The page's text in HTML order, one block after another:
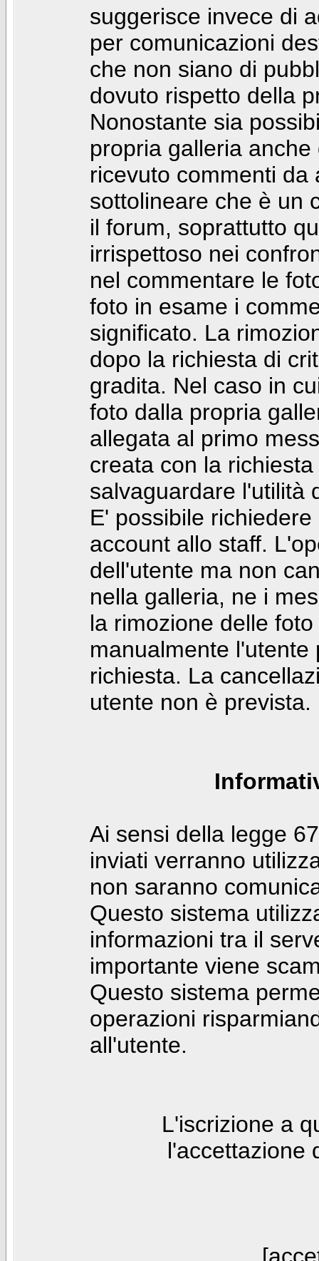
suggerisce invece di
per comunicazioni
che non siano di
dovuto rispetto della
Nonostante sia
propria galleria
ricevuto commenti da
sottolineare che è un
il forum, soprattutto
irrispettoso nei
nel commentare le
foto in esame i
significato. La
dopo la richiesta di
gradita. Nel caso in
foto dalla propria
allegata al primo
creata con la
salvaguardare l'utilità
E' possibile
account allo staff.
dell'utente ma non
nella galleria, ne i
la rimozione delle
manualmente
richiesta. La
utente non è prevista.
Ai sensi della legge
inviati verranno
non saranno
Questo sistema
informazioni tra il
importante viene
Questo sistema
operazioni
all'utente.
L'iscrizione a
l'accettazione